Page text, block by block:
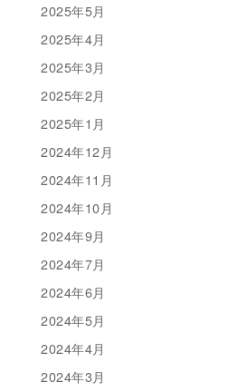
2025年5月
2025年4月
2025年3月
2025年2月
2025年1月
2024年12月
2024年11月
2024年10月
2024年9月
2024年7月
2024年6月
2024年5月
2024年4月
2024年3月